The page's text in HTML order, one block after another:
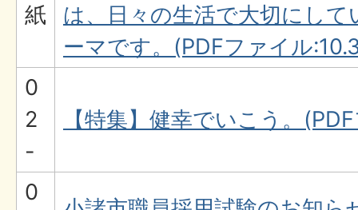
紙
は、日々の生活で大切にし
ーマです。(PDFファイル
0
2
-
【特集】健幸でいこう。
0